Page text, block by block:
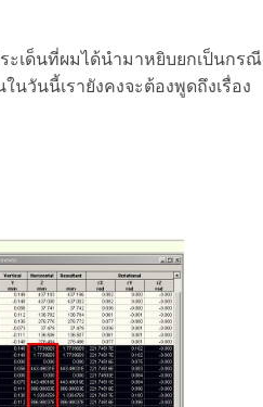
ะเด็นที่ผมได้นำมาหยิบยกเป็นกรณี
วันนี้เรายังคงจะต้องพูดถึงเรื่อง